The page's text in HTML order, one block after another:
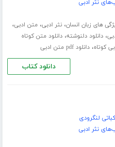
نثر ادبی
های زبان انسان،نثر ادبی، متن ادبی،
،دانلود دلنوشته،دانلود متن کوتاه
کوتاه،دانلود pdf متن ادبی
دانلود کتاب
لنگرودی
نثر ادبی